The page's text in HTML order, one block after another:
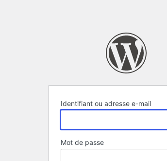
Identifiant ou adresse e-mail
Mot de passe